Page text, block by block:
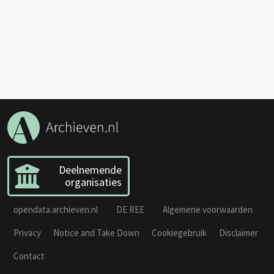
Deelnemende
organisaties
opendata.archieven.nl DE REE
Algemene voorwaarden
Privacy
Notice and Take Down Cookiegebruik
Disclaimer
Contact